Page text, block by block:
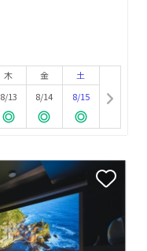
木
8/13
金
8/14
土
8/15